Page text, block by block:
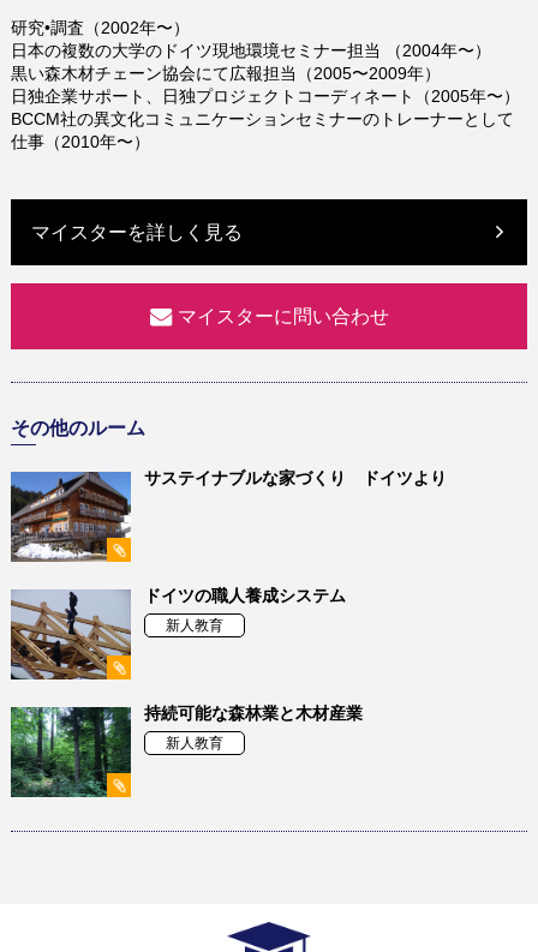
研究•調査（2002年〜）
日本の複数の大学のドイツ現地環境セミナー担当 （2004年〜）
黒い森木材チェーン協会にて広報担当（2005〜2009年）
日独企業サポート、日独プロジェクトコーディネート（2005年〜）
BCCM社の異文化コミュニケーションセミナーのトレーナーとして
仕事（2010年〜）
マイスターを詳しく見る
マイスターに問い合わせ
その他のルーム
サステイナブルな家づくり ドイツより
ドイツの職人養成システム
新人教育
持続可能な森林業と木材産業
新人教育